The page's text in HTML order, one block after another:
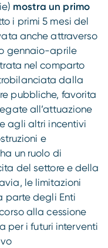
mostra un primo
i primi 5 mesi del
anche attraverso
gennaio-aprile
nel comparto
dalla
pubbliche, favorita
all’attuazione
agli altri incentivi
e
un ruolo di
del settore e della
le limitazioni
parte degli Enti
alla cessione
per i futuri interventi